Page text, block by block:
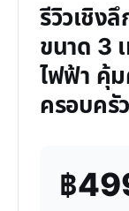
รีวิวเชิง
ขนาด 3
ไฟฟ้า คุ้
ครอบครั
฿